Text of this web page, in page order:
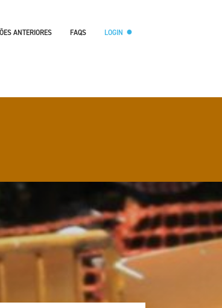
ANTERIORES FAQS LOGIN